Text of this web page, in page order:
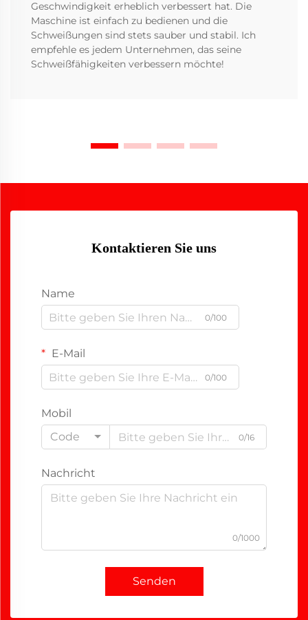
Geschwindigkeit erheblich verbessert hat. Die
Maschine ist einfach zu bedienen und die
Schweißungen sind stets sauber und stabil. Ich
empfehle es jedem Unternehmen, das seine
Schweißfähigkeiten verbessern möchte!
Kontaktieren Sie uns
Name
0/100
E-Mail
0/100
Mobil
Code
0/16
Nachricht
0/1000
Senden